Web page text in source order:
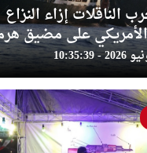
إزاء النزاع
الأمريكي على مضيق